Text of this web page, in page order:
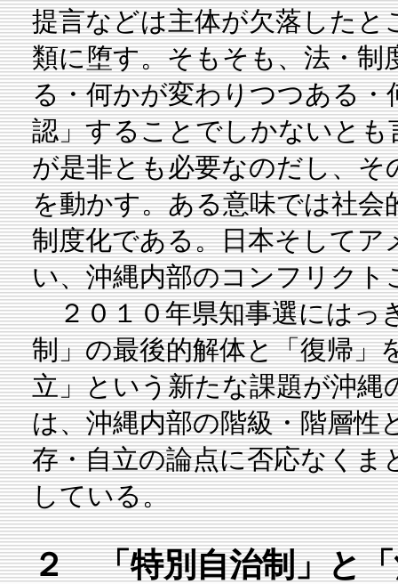
提言などは主体が欠落した
類に堕す。そもそも、法・制
る・何かが変わりつつある
認」することでしかないと
が是非とも必要なのだし、そ
を動かす。ある意味では社
制度化である。日本そして
い、沖縄内部のコンフリク
２０１０年県知事選にはっ
制」の最後的解体と「復帰」
立」という新たな課題が沖
は、沖縄内部の階級・階層性
存・自立の論点に否応なく
している。
２ 「特別自治制」と「